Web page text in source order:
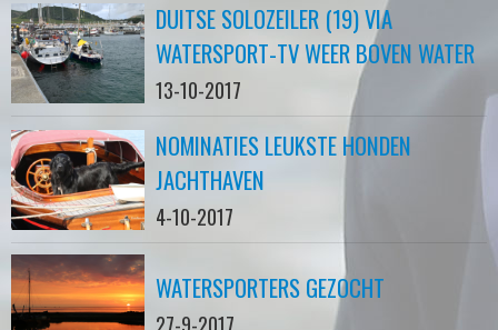
DUITSE SOLOZEILER (19) VIA
WATERSPORT-TV WEER BOVEN WATER
13-10-2017
NOMINATIES LEUKSTE HONDEN
JACHTHAVEN
4-10-2017
WATERSPORTERS GEZOCHT